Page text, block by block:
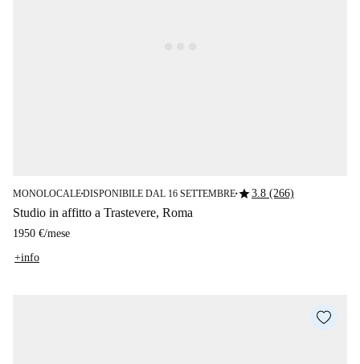
MONOLOCALE■DISPONIBILE DAL 16 SETTEMBRE■star3.8 (266)
Studio in affitto a Trastevere, Roma
1950 €/mese
+info